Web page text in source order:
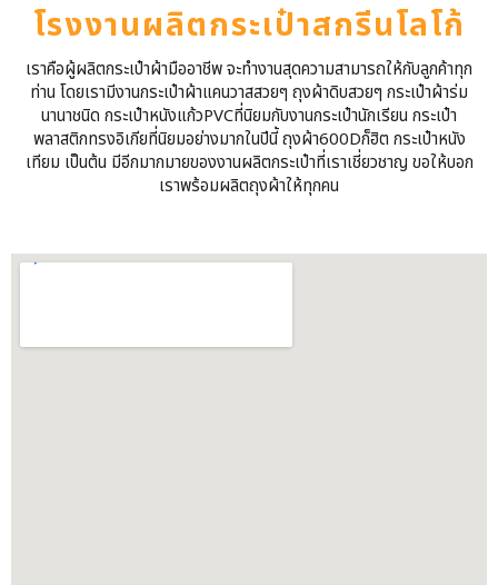
โรงงานผลิตกระเป๋าสกรีนโลโก้
เราคือผู้ผลิตกระเป๋าผ้ามืออาชีพ จะทำงานสุดความสามารถให้กับลูกค้าทุก
ท่าน โดยเรามีงานกระเป๋าผ้าแคนวาสสวยๆ ถุงผ้าดิบสวยๆ กระเป๋าผ้าร่ม
นานาชนิด กระเป๋าหนังแก้วPVCที่นิยมกับงานกระเป๋านักเรียน กระเป๋า
พลาสติกทรงอิเกียที่นิยมอย่างมากในปีนี้ ถุงผ้า600Dก็ฮิต กระเป๋าหนัง
เทียม เป็นต้น มีอีกมากมายของงานผลิตกระเป๋าที่เราเชี่ยวชาญ ขอให้บอก
เราพร้อมผลิตถุงผ้าให้ทุกคน